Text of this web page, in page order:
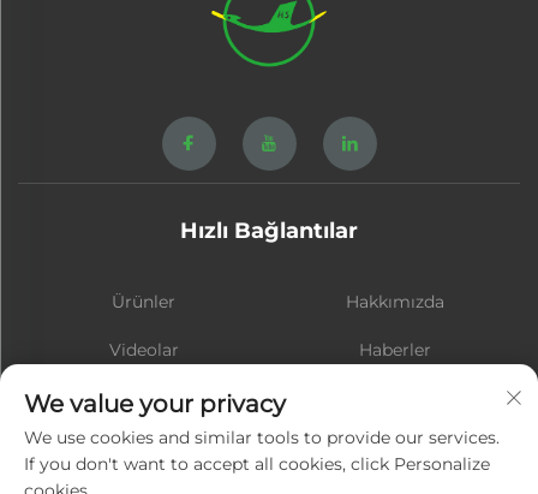
Hızlı Bağlantılar
Ürünler Hakkımızda
Videolar Haberler
İletişim
We value your privacy
We use cookies and similar tools to provide our services.
If you don't want to accept all cookies, click Personalize